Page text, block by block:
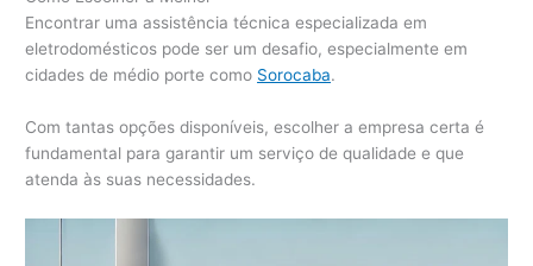
Encontrar uma assistência técnica especializada em
eletrodomésticos pode ser um desafio, especialmente em
cidades de médio porte como Sorocaba.
Com tantas opções disponíveis, escolher a empresa certa é
fundamental para garantir um serviço de qualidade e que
atenda às suas necessidades.